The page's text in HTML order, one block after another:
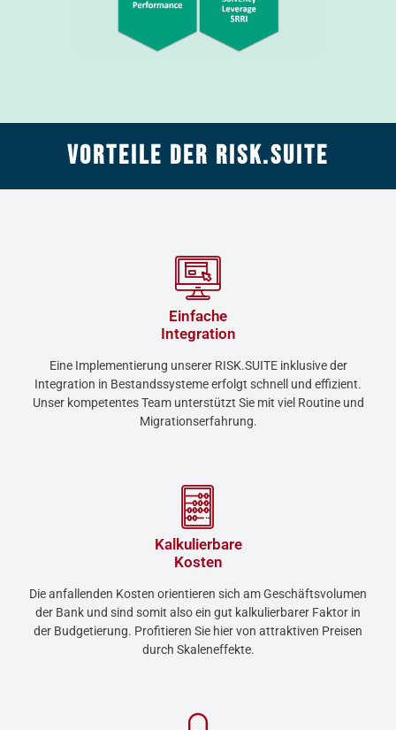
Vorteile DER RISK.SUITE
Einfache
Integration
Eine Implementierung unserer RISK.SUITE inklusive der
Integration in Bestandssysteme erfolgt schnell und effizient.
Unser kompetentes Team unterstützt Sie mit viel Routine und
Migrationserfahrung.
Kalkulierbare
Kosten
Die anfallenden Kosten orientieren sich am Geschäftsvolumen
der Bank und sind somit also ein gut kalkulierbarer Faktor in
der Budgetierung. Profitieren Sie hier von attraktiven Preisen
durch Skaleneffekte.